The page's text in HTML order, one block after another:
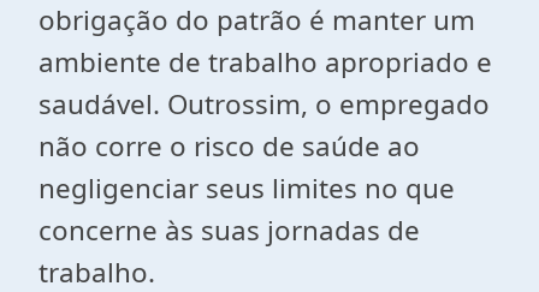
obrigação do patrão é manter um
ambiente de trabalho apropriado e
saudável. Outrossim, o empregado
não corre o risco de saúde ao
negligenciar seus limites no que
concerne às suas jornadas de
trabalho.